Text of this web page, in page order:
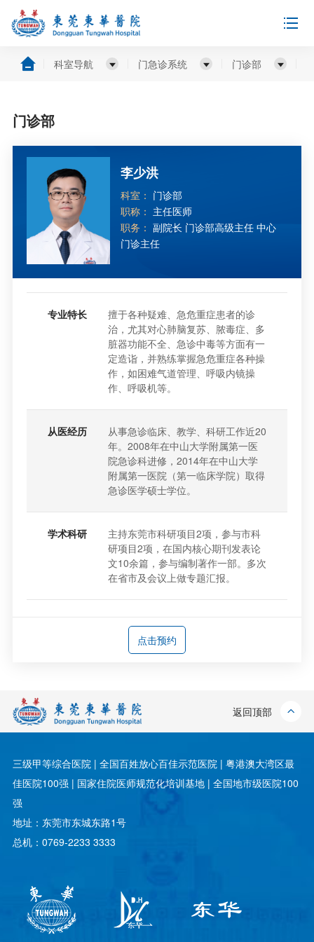
科室导航 门急诊系统 门诊部
门诊部
李少洪
科室： 门诊部
职称： 主任医师
职务：副院长 门诊部高级主任 中心
门诊主任
专业特长
擅于各种疑难、急危重症患者的诊
治，尤其对心肺脑复苏、脓毒症、多
脏器功能不全、急诊中毒等方面有一
定造诣，并熟练掌握急危重症各种操
作，如困难气道管理、呼吸内镜操
作、呼吸机等。
从医经历
从事急诊临床、教学、科研工作近20
年。2008年在中山大学附属第一医
院急诊科进修，2014年在中山大学
附属第一医院（第一临床学院）取得
急诊医学硕士学位。
学术科研
主持东莞市科研项目2项，参与市科
研项目2项，在国内核心期刊发表论
文10余篇，参与编制著作一部。多次
在省市及会议上做专题汇报。
点击预约
返回顶部
三级甲等综合医院 | 全国百姓放心百佳示范医院 | 粤港澳大湾区最
佳医院100强 | 国家住院医师规范化培训基地 | 全国地市级医院100
强
地址：东莞市东城东路1号
总机：0769-2233 3333